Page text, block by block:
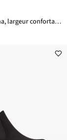
Bottines Jana, largeur confortable